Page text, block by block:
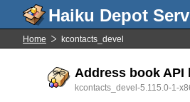
Home kcontacts_devel
Address book API
kcontacts_devel-5.115.0-1-